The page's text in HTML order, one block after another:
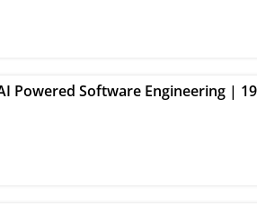
Powered Software Engineering | 19